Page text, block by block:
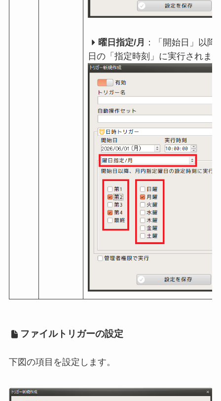
曜日指定/月
：「開始日」以
日の「指定時刻」に実行されま
ファイルトリガーの設定
下図の項目を設定します。